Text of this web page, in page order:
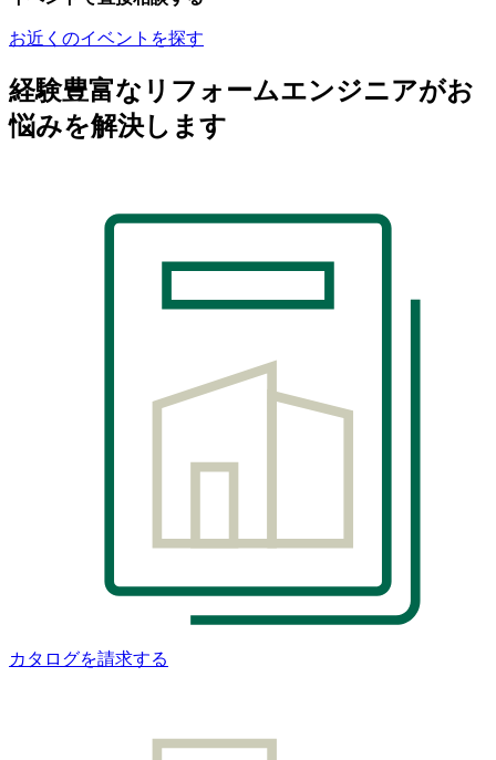
お近くのイベントを探す
経験豊富なリフォームエンジニアがお
悩みを解決します
カタログを請求する